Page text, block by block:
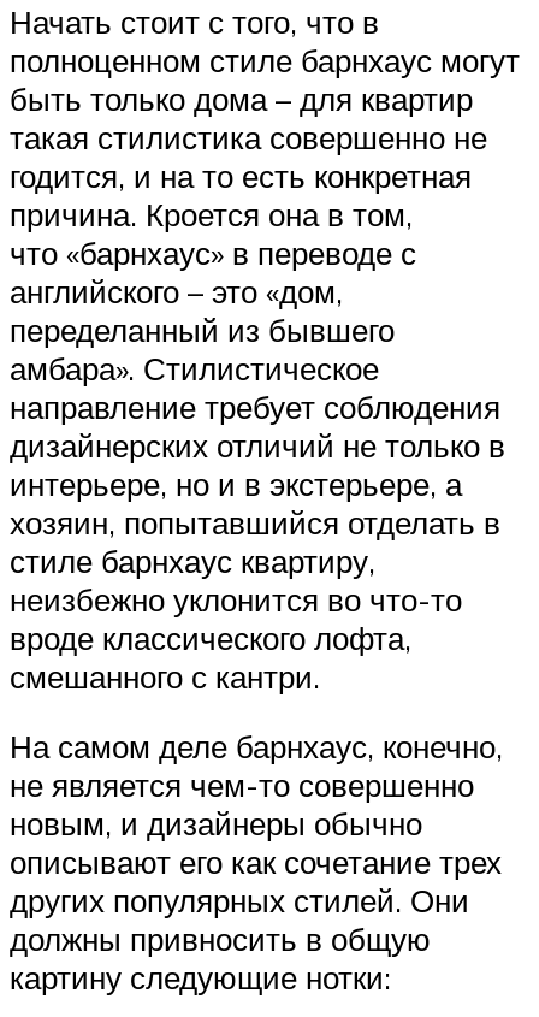
Начать стоит с того, что в
полноценном стиле барнхаус могут
быть только дома – для квартир
такая стилистика совершенно не
годится, и на то есть конкретная
причина. Кроется она в том,
что «барнхаус» в переводе с
английского – это «дом,
переделанный из бывшего
амбара». Стилистическое
направление требует соблюдения
дизайнерских отличий не только в
интерьере, но и в экстерьере, а
хозяин, попытавшийся отделать в
стиле барнхаус квартиру,
неизбежно уклонится во что-то
вроде классического лофта,
смешанного с кантри.
На самом деле барнхаус, конечно,
не является чем-то совершенно
новым, и дизайнеры обычно
описывают его как сочетание трех
других популярных стилей. Они
должны привносить в общую
картину следующие нотки: